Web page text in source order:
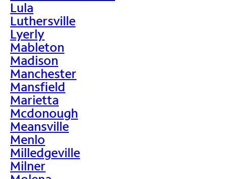
Lula
Luthersville
Lyerly
Mableton
Madison
Manchester
Mansfield
Marietta
Mcdonough
Meansville
Menlo
Milledgeville
Milner